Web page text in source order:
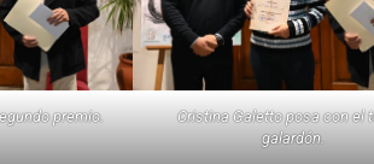
premio.
Cristina Galetto posa con el
galardón.